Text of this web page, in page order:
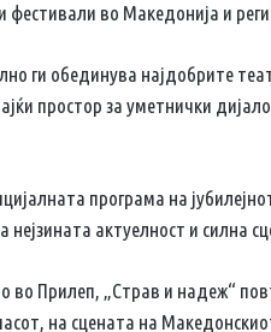
фестивали во Македонија и
ги обединува најдобрите
простор за уметнички
програма на
актуелност и силна
во Прилеп, „Страв и надеж“
на сцената на